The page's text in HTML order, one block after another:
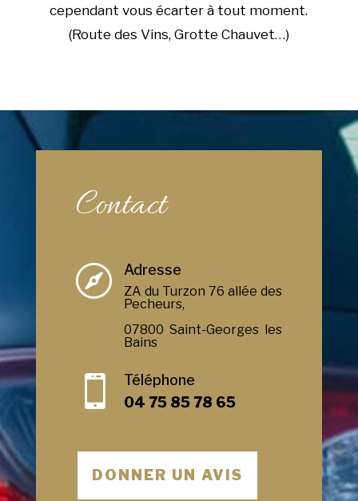
cependant vous écarter à tout moment.
(Route des Vins, Grotte Chauvet…)
Contact
 Adresse
ZA du Turzon 76 allée des
Pecheurs,
07800 Saint-Georges les
Bains

Téléphone
04 75 85 78 65
DONNER UN AVIS